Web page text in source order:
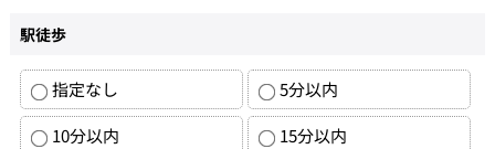
駅徒歩
指定なし
5分以内
10分以内
15分以内